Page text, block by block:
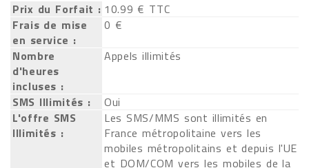
Prix du Forfait : 10.99 € TTC
Frais de mise
en service :
0 €
Nombre
d'heures
incluses :
Appels illimités
SMS Illimités :
Oui
L'offre SMS
Illimités :
Les SMS/MMS sont illimités en
France métropolitaine vers les
mobiles métropolitains et depuis l'UE
et DOM/COM vers les mobiles de la